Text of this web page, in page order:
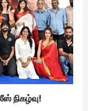
நிகழ்வு!